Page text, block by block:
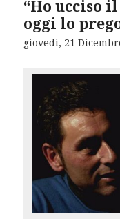
“Ho ucciso
oggi lo
giovedì, 21